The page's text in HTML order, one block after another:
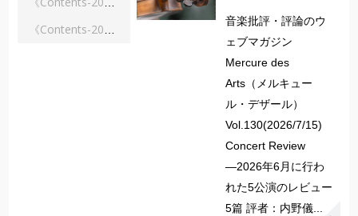
音楽批評・評論のウ
ェブマガジン
Mercure des
Arts（メルキュー
ル・デザール）
Vol.130(2026/7/15)
Concert Review
―2026年6月に行わ
れた5公演のレビュー
5篇 評者：内野儀...